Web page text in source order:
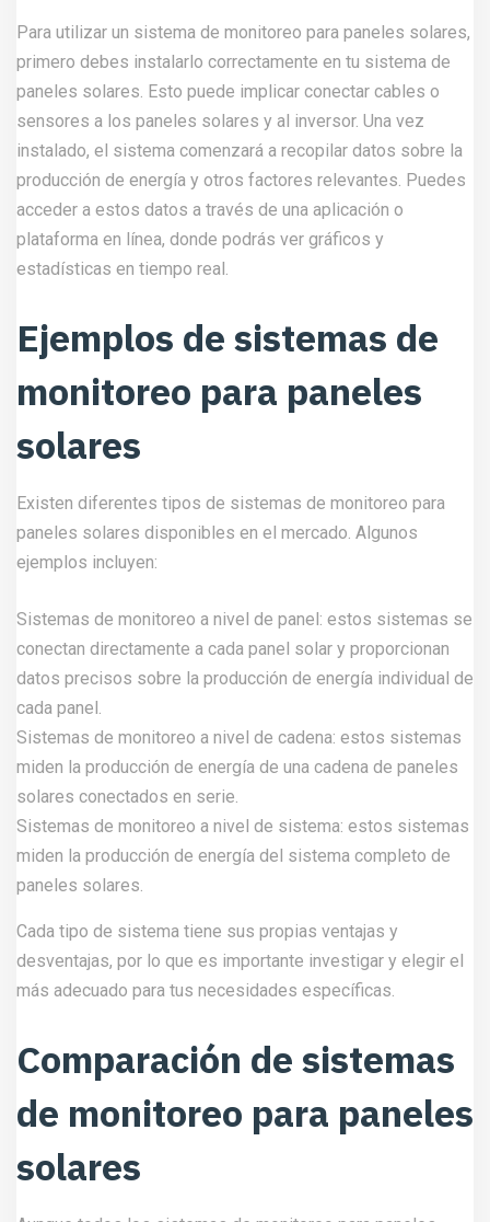
Para utilizar un sistema de monitoreo para paneles solares,
primero debes instalarlo correctamente en tu sistema de
paneles solares. Esto puede implicar conectar cables o
sensores a los paneles solares y al inversor. Una vez
instalado, el sistema comenzará a recopilar datos sobre la
producción de energía y otros factores relevantes. Puedes
acceder a estos datos a través de una aplicación o
plataforma en línea, donde podrás ver gráficos y
estadísticas en tiempo real.
Ejemplos de sistemas de
monitoreo para paneles
solares
Existen diferentes tipos de sistemas de monitoreo para
paneles solares disponibles en el mercado. Algunos
ejemplos incluyen:
Sistemas de monitoreo a nivel de panel: estos sistemas se
conectan directamente a cada panel solar y proporcionan
datos precisos sobre la producción de energía individual de
cada panel.
Sistemas de monitoreo a nivel de cadena: estos sistemas
miden la producción de energía de una cadena de paneles
solares conectados en serie.
Sistemas de monitoreo a nivel de sistema: estos sistemas
miden la producción de energía del sistema completo de
paneles solares.
Cada tipo de sistema tiene sus propias ventajas y
desventajas, por lo que es importante investigar y elegir el
más adecuado para tus necesidades específicas.
Comparación de sistemas
de monitoreo para paneles
solares